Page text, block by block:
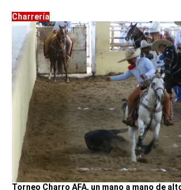
Charrería
Torneo Charro AFA, un mano a mano de